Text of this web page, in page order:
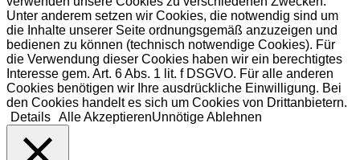
Unter anderem setzen wir Cookies, die notwendig sind um
die Inhalte unserer Seite ordnungsgemäß anzuzeigen und
bedienen zu können (technisch notwendige Cookies). Für
die Verwendung dieser Cookies haben wir ein berechtigtes
Interesse gem. Art. 6 Abs. 1 lit. f DSGVO. Für alle anderen
Cookies benötigen wir Ihre ausdrückliche Einwilligung. Bei
den Cookies handelt es sich um Cookies von Drittanbietern.
Details Alle AkzeptierenUnnötige Ablehnen